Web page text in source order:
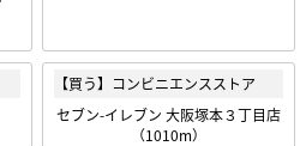
【買う】コンビニエンスストア
セブン-イレブン 大阪塚本３丁目店
（1010m）